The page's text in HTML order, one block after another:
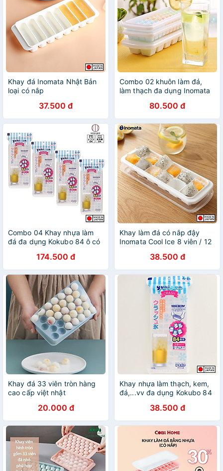
Khay đá Inomata Nhật Bản
loại có nắp
37.500 đ
Combo 02 khuôn làm đá,
làm thạch đa dụng Inomata
80.500 đ
Combo 04 Khay nhựa làm
đá đa dụng Kokubo 84 ô có
bám bụi - Nội địa Nhật Bản
174.500 đ
Khay làm đá có nắp đậy
Inomata Cool Ice 8 viên / 12
Nhật Bản |#Made in Japan
38.500 đ
Khay đá 33 viên tròn hàng
cao cấp việt nhật
20.000 đ
Khay nhựa làm thạch, kem,
đá,...vv đa dụng Kokubo 84
chống bám bụi - Nội địa
Nhật Bản
38.500 đ